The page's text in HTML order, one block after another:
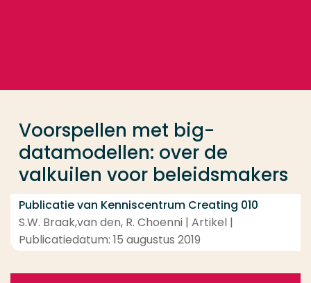
Voorspellen met big-
datamodellen: over de
valkuilen voor beleidsmakers
Publicatie van Kenniscentrum Creating 010
S.W. Braak,van den, R. Choenni | Artikel |
Publicatiedatum: 15 augustus 2019
Contact